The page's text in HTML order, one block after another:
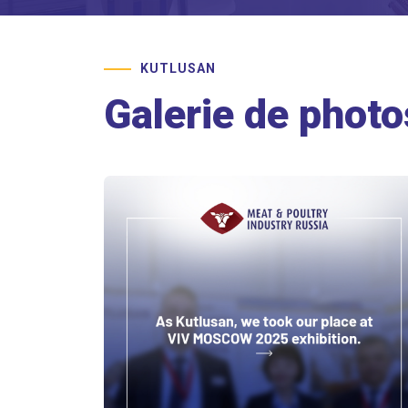
KUTLUSAN
Galerie de